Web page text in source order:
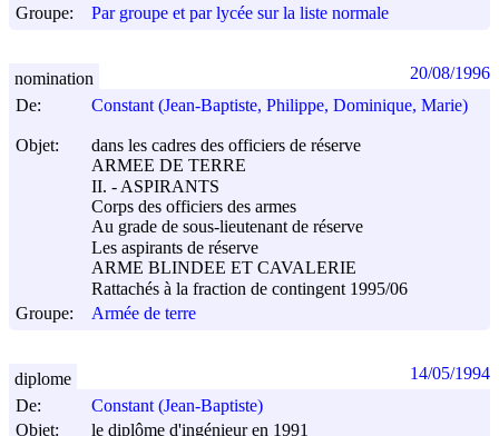
Groupe:
Par groupe et par lycée sur la liste normale
De: Constant (Jean-Baptiste, Philippe, Dominique, Marie)
Objet:
dans les cadres des officiers de réserve
ARMEE DE TERRE
II. - ASPIRANTS
Corps des officiers des armes
Au grade de sous-lieutenant de réserve
Les aspirants de réserve
ARME BLINDEE ET CAVALERIE
Rattachés à la fraction de contingent 1995/06
Groupe:
Armée de terre
nomination 20/08/1996
De:
Constant (Jean-Baptiste)
Objet:
le diplôme d'ingénieur en 1991
diplome 14/05/1994